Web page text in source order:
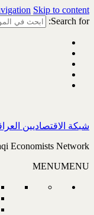
Skip to content
Search for:
شبكة الاقتصاديين
Economists Network
MENUMENU